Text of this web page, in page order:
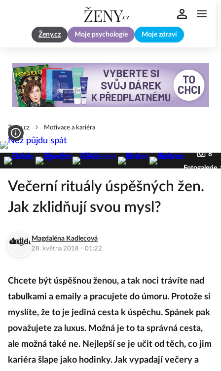
Ženy.cz Moje psychologie Moje zdraví
Zeny.cz Motivace a kariéra
8
Fotogalerie
Večerní rituály úspěšných žen.
Jak zklidňují svou mysl?
Magdaléna Kadlecová
28. května 2018 · 01:22
Chcete být úspěšnou ženou, a tak noci trávíte nad
tabulkami a emaily a pracujete do úmoru. Protože si
myslíte, že to je jediná cesta k úspěchu. Spánek pak
považujete za luxus. Možná je to ta správná cesta,
ale možná také ne. Nejlepší se je učit od těch, co jim
kariéra šlape jako hodinky. Jak vypadají večery a